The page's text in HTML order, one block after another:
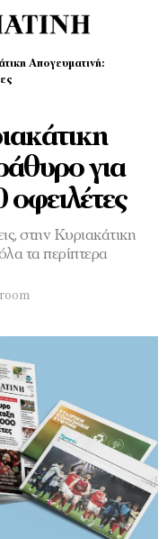
Απογευματινή:
για
στην Κυριακάτικη
τα περίπτερα